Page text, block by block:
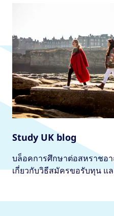
Study UK blog
บล็อคการศึกษาต่อสหราชอ
เกี่ยวกับวิธีสมัครขอรับทุน แ